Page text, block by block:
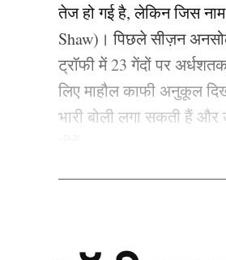
तेज हो गई है, लेकिन जिस नाम
Shaw)। पिछले सीज़न
ट्रॉफी में 23 गेंदों पर
लिए माहौल काफी अनुकूल
भारी बोली लगा सकती हैं
ये 3 टीमें IPL